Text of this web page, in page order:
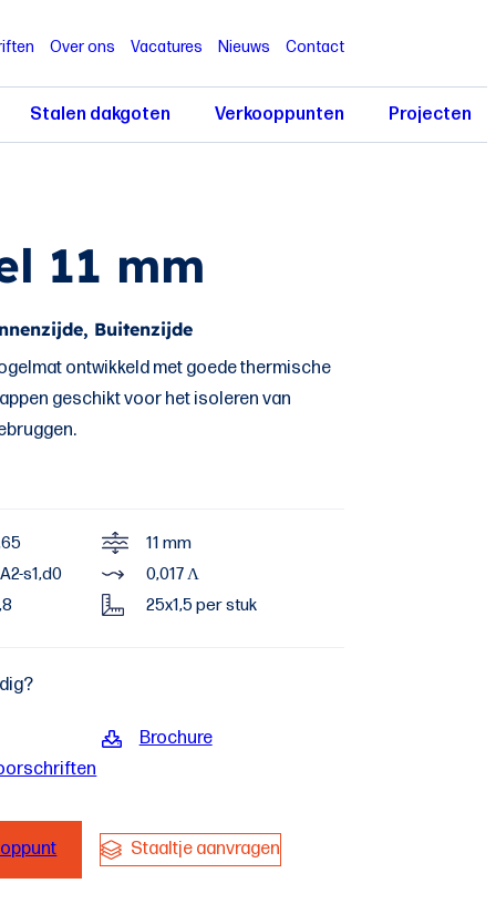
Over ons Vacatures Nieuws Contact
Stalen dakgoten Verkooppunten Projecten
11 mm
Buitenzijde
ontwikkeld met goede thermische
geschikt voor het isoleren van
11 mm
s1,d0
0,017 Λ
25x1,5 per stuk
Brochure
Staaltje aanvragen